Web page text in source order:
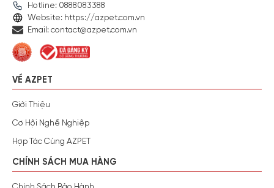
Hotline: 0888083388
Website: https://azpet.com.vn
Email: contact@azpet.com.vn
VỀ AZPET
Giới Thiệu
Cơ Hội Nghề Nghiệp
Hợp Tác Cùng AZPET
CHÍNH SÁCH MUA HÀNG